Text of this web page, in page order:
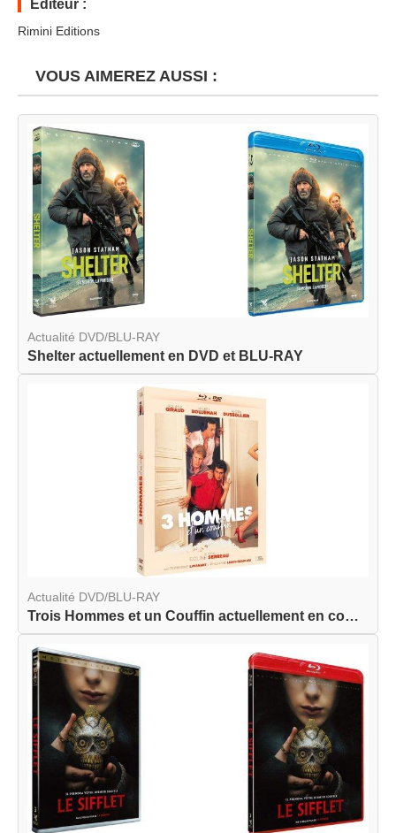
Éditeur :
Rimini Editions
VOUS AIMEREZ AUSSI :
Actualité DVD/BLU-RAY
Shelter actuellement en DVD et BLU-RAY
Actualité DVD/BLU-RAY
Trois Hommes et un Couffin actuellement en combo...